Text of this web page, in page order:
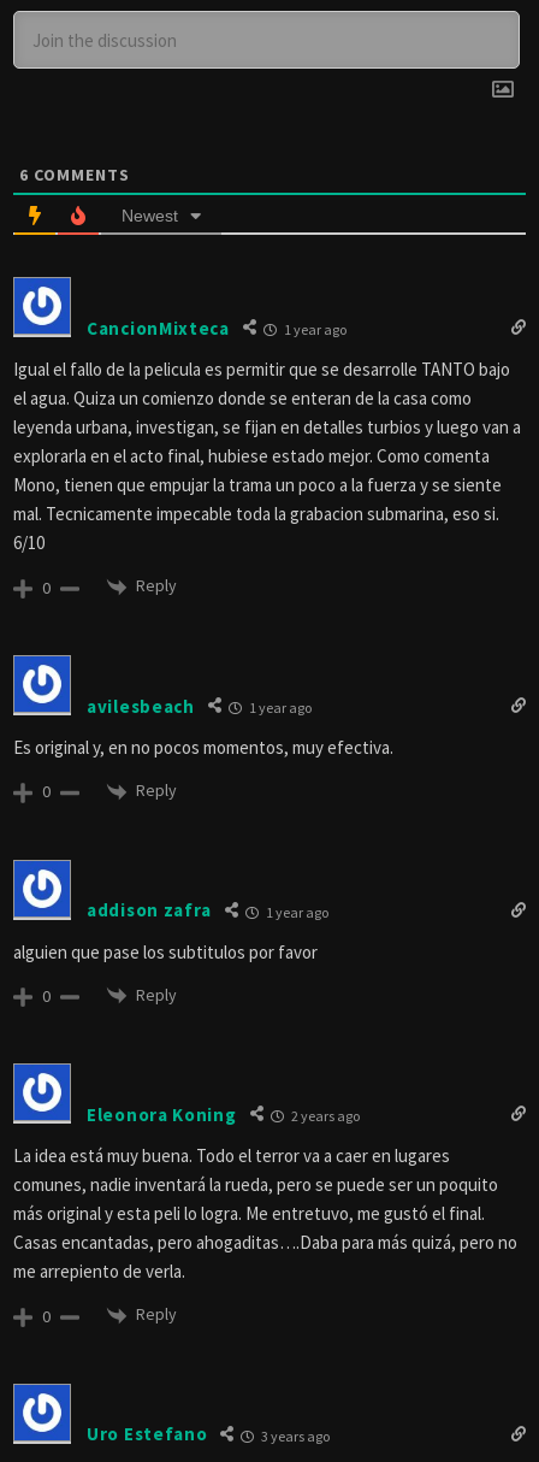
6 COMMENTS
Newest
CancionMixteca 1 year ago
Igual el fallo de la pelicula es permitir que se desarrolle TANTO bajo
el agua. Quiza un comienzo donde se enteran de la casa como
leyenda urbana, investigan, se fijan en detalles turbios y luego van a
explorarla en el acto final, hubiese estado mejor. Como comenta
Mono, tienen que empujar la trama un poco a la fuerza y se siente
mal. Tecnicamente impecable toda la grabacion submarina, eso si.
6/10
0 Reply
avilesbeach 1 year ago
Es original y, en no pocos momentos, muy efectiva.
0 Reply
addison zafra 1 year ago
alguien que pase los subtitulos por favor
0 Reply
Eleonora Koning 2 years ago
La idea está muy buena. Todo el terror va a caer en lugares
comunes, nadie inventará la rueda, pero se puede ser un poquito
más original y esta peli lo logra. Me entretuvo, me gustó el final.
Casas encantadas, pero ahogaditas….Daba para más quizá, pero no
me arrepiento de verla.
0 Reply
Uro Estefano 3 years ago